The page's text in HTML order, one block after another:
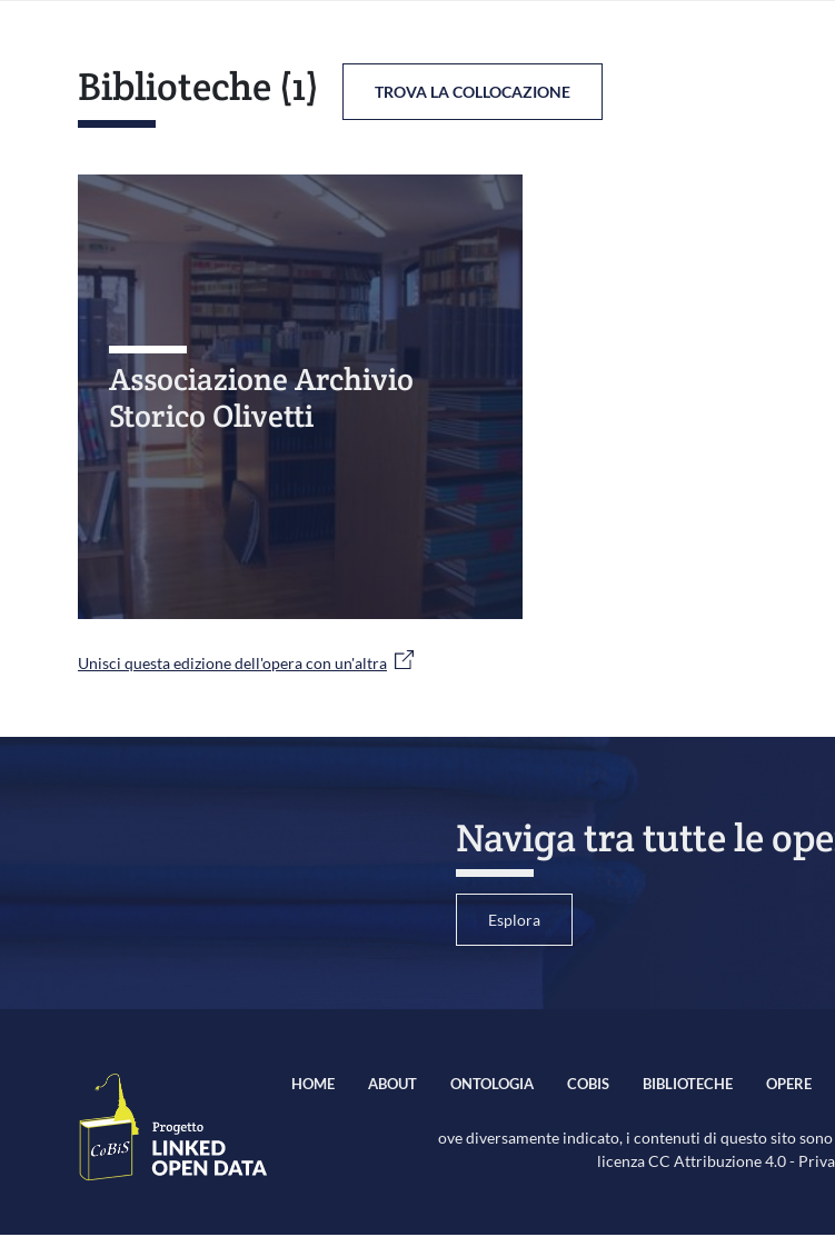
Biblioteche (1) TROVA LA COLLOCAZIONE
Associazione Archivio
Storico Olivetti
Unisci questa edizione dell'opera con un'altra
Naviga tra tutte le
Esplora
HOME ABOUT ONTOLOGIA COBIS BIBLIOTECHE OPERE
ove diversamente indicato, i contenuti di questo sito
licenzaCC Attribuzione 4.0-